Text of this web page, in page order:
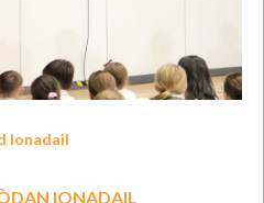
Ionadail
IONADAIL